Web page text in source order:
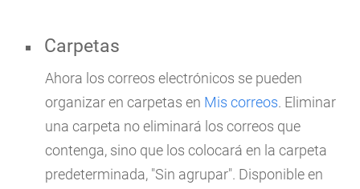
Carpetas
Ahora los correos electrónicos se pueden
organizar en carpetas en Mis correos. Eliminar
una carpeta no eliminará los correos que
contenga, sino que los colocará en la carpeta
predeterminada, "Sin agrupar". Disponible en